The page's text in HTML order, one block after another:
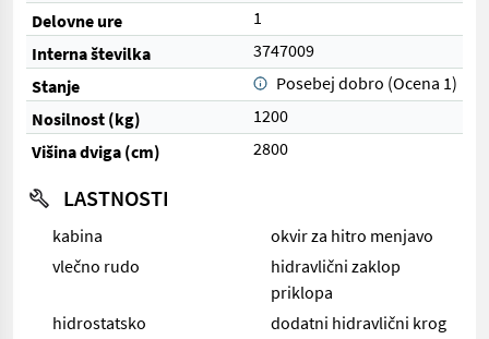
Delovne ure
1
Interna številka
3747009
Stanje
Posebej dobro (Ocena 1)
Nosilnost (kg)
1200
Višina dviga (cm)
2800
LASTNOSTI
kabina
okvir za hitro menjavo
vlečno rudo
hidravlični zaklop
priklopa
hidrostatsko
dodatni hidravlični krog